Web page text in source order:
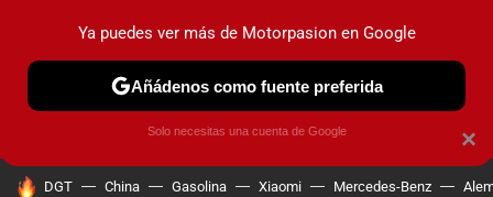
PRUEBAS COCHES ELÉCTRICOS OBSERVATORIO
HOY SE HABLA DE
DGT China Gasolina Xiaomi Mercedes-Benz
×
Ya puedes ver más de Motorpasion en Google
Añádenos como fuente preferida
Solo necesitas una cuenta de Google